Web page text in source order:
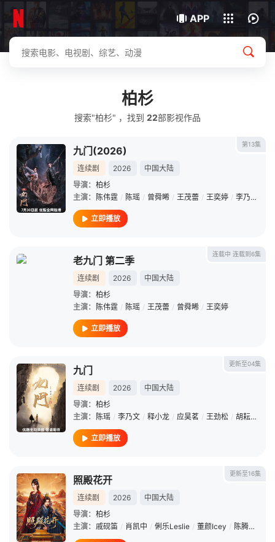
APP
下载客户端
我的观影记录
柏杉
搜索"柏杉" ，找到 22部影视作品
第13集
九门(2026)
连续剧 2026
中国大陆
导演： 柏杉
主演：
陈伟霆 / 陈瑶 / 曾舜晞 / 王茂蕾 / 王奕婷 / 李乃文
立即播放
连载中 连载到6集
老九门 第二季
连续剧 2026
中国大陆
导演： 柏杉
主演：
陈伟霆 / 陈瑶 / 王茂蕾 / 曾舜晞 / 王奕婷
立即播放
更新至04集
九门
连续剧 2026
中国大陆
导演： 柏杉
主演：
陈瑶 / 李乃文 / 释小龙 / 应昊茗 / 王劲松 / 胡耘豪
立即播放
更新至16集
照殿花开
连续剧 2026
中国大陆
导演： 柏杉
主演： 戚砚笛 / 肖凯中 / 俐乐Leslie / 董颜Icey / 陈腾跃